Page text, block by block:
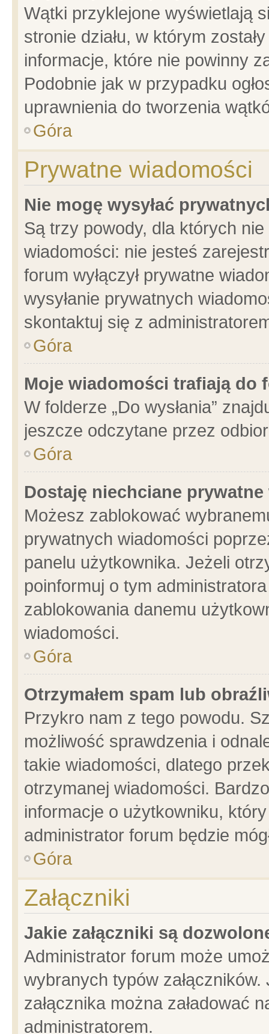
Wątki przyklejone wyświetlają
stronie działu, w którym
informacje, które nie powinny
Podobnie jak w przypadku
uprawnienia do tworzenia
Góra
Prywatne wiadomości
Nie mogę wysyłać
Są trzy powody, dla których
wiadomości: nie jesteś
forum wyłączył prywatne
wysyłanie prywatnych
skontaktuj się z
Góra
Moje wiadomości trafiają do
W folderze „Do wysłania”
jeszcze odczytane przez
Góra
Dostaję niechciane
Możesz zablokować
prywatnych wiadomości
panelu użytkownika. Jeżeli
poinformuj o tym
zablokowania danemu
wiadomości.
Góra
Otrzymałem spam lub
Przykro nam z tego powodu.
możliwość sprawdzenia i
takie wiadomości, dlatego
otrzymanej wiadomości.
informacje o użytkowniku,
administrator forum będzie
Góra
Załączniki
Jakie załączniki są
Administrator forum może
wybranych typów
załącznika można załadować
administratorem.